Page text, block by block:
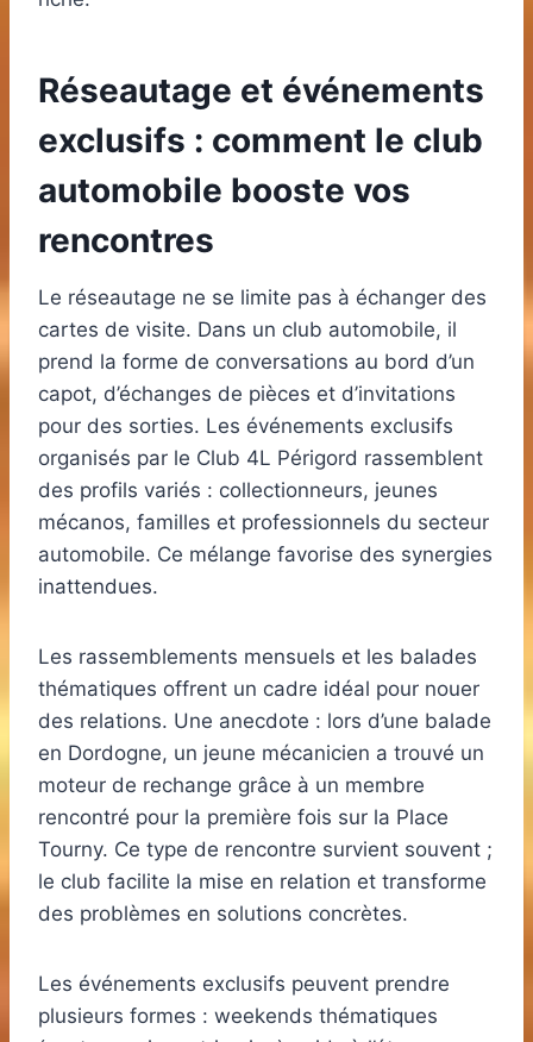
Réseautage et événements
exclusifs : comment le club
automobile booste vos
rencontres
Le réseautage ne se limite pas à échanger des
cartes de visite. Dans un club automobile, il
prend la forme de conversations au bord d’un
capot, d’échanges de pièces et d’invitations
pour des sorties. Les événements exclusifs
organisés par le Club 4L Périgord rassemblent
des profils variés : collectionneurs, jeunes
mécanos, familles et professionnels du secteur
automobile. Ce mélange favorise des synergies
inattendues.
Les rassemblements mensuels et les balades
thématiques offrent un cadre idéal pour nouer
des relations. Une anecdote : lors d’une balade
en Dordogne, un jeune mécanicien a trouvé un
moteur de rechange grâce à un membre
rencontré pour la première fois sur la Place
Tourny. Ce type de rencontre survient souvent ;
le club facilite la mise en relation et transforme
des problèmes en solutions concrètes.
Les événements exclusifs peuvent prendre
plusieurs formes : weekends thématiques